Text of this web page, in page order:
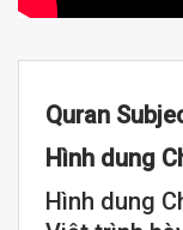
Quran
Hình dung
Hình dung